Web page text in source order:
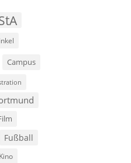
Campus
Fußball
Kino